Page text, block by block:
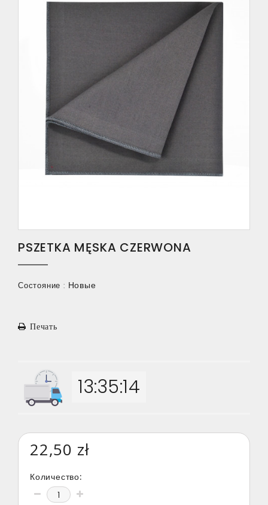
PSZETKA MĘSKA CZERWONA
Состояние : Новые
Печать
13:35:14
22,50 zł
Количество: